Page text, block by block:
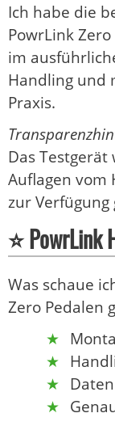
Ich habe die
PowrLink
im
Handling und
Praxis.
Das
Auflagen vom
zur Verfügung
⭐ PowrLink
Was schaue
Zero Pedalen